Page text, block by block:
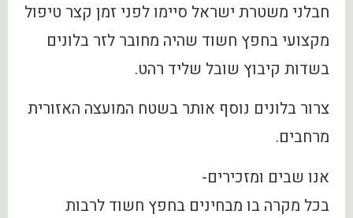
חבלני משטרת ישראל סיימו לפני זמן קצר טיפול
מקצועי בחפץ חשוד שהיה מחובר לזר בלונים
בשדות קיבוץ שובל שליד רהט.
צרור בלונים נוסף אותר בשטח המועצה האזורית
מרחבים.
אנו שבים ומזכירים-
בכל מקרה בו מבחינים בחפץ חשוד לרבות